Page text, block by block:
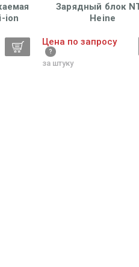
ion
Зарядный блок
Heine
Цена по запросу
за штуку